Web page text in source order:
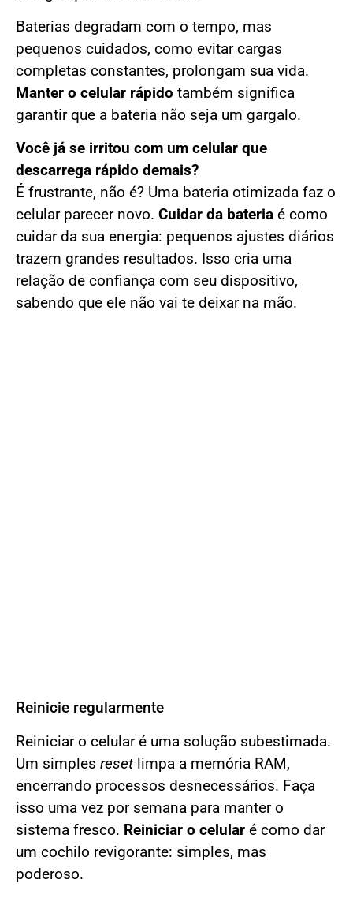
Baterias degradam com o tempo, mas
pequenos cuidados, como evitar cargas
completas constantes, prolongam sua vida.
Manter o celular rápido também significa
garantir que a bateria não seja um gargalo.
Você já se irritou com um celular que
descarrega rápido demais?
É frustrante, não é? Uma bateria otimizada faz o
celular parecer novo. Cuidar da bateria é como
cuidar da sua energia: pequenos ajustes diários
trazem grandes resultados. Isso cria uma
relação de confiança com seu dispositivo,
sabendo que ele não vai te deixar na mão.
Reinicie regularmente
Reiniciar o celular é uma solução subestimada.
Um simples reset limpa a memória RAM,
encerrando processos desnecessários. Faça
isso uma vez por semana para manter o
sistema fresco. Reiniciar o celular é como dar
um cochilo revigorante: simples, mas
poderoso.